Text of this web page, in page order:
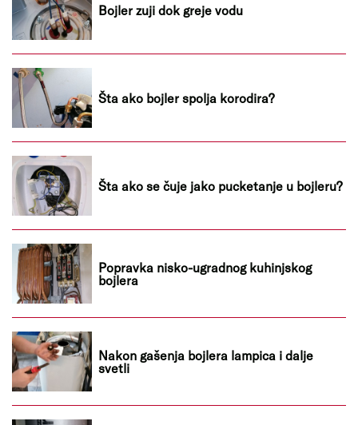
Bojler zuji dok greje vodu
Šta ako bojler spolja korodira?
Šta ako se čuje jako pucketanje u bojleru?
Popravka nisko-ugradnog kuhinjskog
bojlera
Nakon gašenja bojlera lampica i dalje
svetli